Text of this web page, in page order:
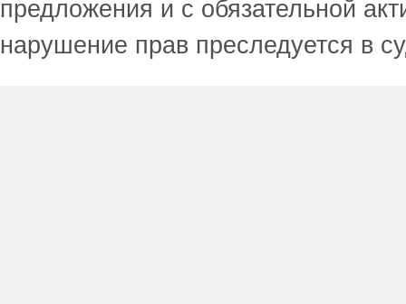
предложения и с обязательной
нарушение прав преследуется в